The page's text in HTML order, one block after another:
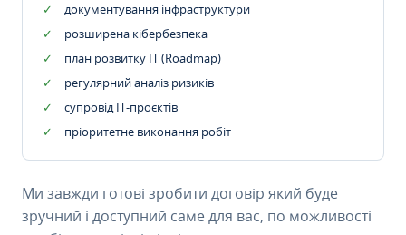
документування інфраструктури
розширена кібербезпека
план розвитку IT (Roadmap)
регулярний аналіз ризиків
супровід ІТ-проєктів
пріоритетне виконання робіт
Ми завжди готові зробити договір який буде
зручний і доступний саме для вас, по можливості